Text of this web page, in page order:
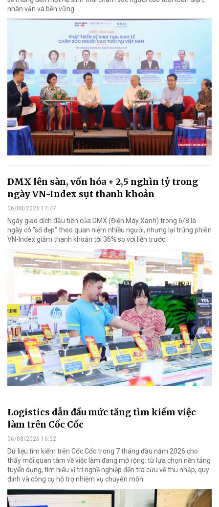
nhân văn và bền vững.
DMX lên sàn, vốn hóa + 2,5 nghìn tỷ trong
ngày VN-Index sụt thanh khoản
06/08/2026 17:47
Ngày giao dịch đầu tiên của DMX (Điện Máy Xanh) trong 6/8 là
ngày có "số đẹp" theo quan niệm nhiều người, nhưng lại trúng phiên
VN-Index giảm thanh khoản tới 36% so với liền trước.
Logistics dẫn đầu mức tăng tìm kiếm việc
làm trên Cốc Cốc
06/08/2026 16:52
Dữ liệu tìm kiếm trên Cốc Cốc trong 7 tháng đầu năm 2026 cho
thấy mối quan tâm về việc làm đang mở rộng: từ lựa chọn nền tảng
tuyển dụng, tìm hiểu vị trí nghề nghiệp đến tra cứu về thu nhập, quy
định và công cụ hỗ trợ nhiệm vụ chuyên môn.